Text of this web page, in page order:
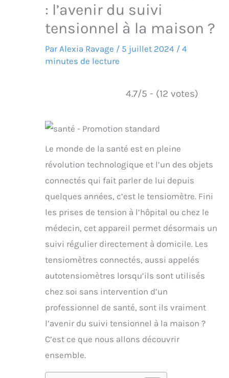
: l’avenir du suivi
tensionnel à la maison ?
Par Alexia Ravage / 5 juillet 2024 / 4
minutes de lecture
4.7/5 - (12 votes)
Le monde de la santé est en pleine
révolution technologique et l’un des objets
connectés qui fait parler de lui depuis
quelques années, c’est le tensiomètre. Fini
les prises de tension à l’hôpital ou chez le
médecin, cet appareil permet désormais un
suivi régulier directement à domicile. Les
tensiomètres connectés, aussi appelés
autotensiomètres lorsqu’ils sont utilisés
chez soi sans intervention d’un
professionnel de santé, sont ils vraiment
l’avenir du suivi tensionnel à la maison ?
C’est ce que nous allons découvrir
ensemble.